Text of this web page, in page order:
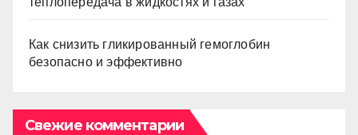
Как снизить гликированный гемоглобин
безопасно и эффективно
Свежие комментарии